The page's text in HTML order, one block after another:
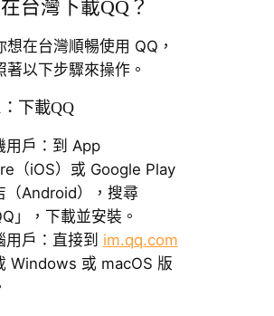
台灣下載QQ？
想在台灣順暢使用 QQ，
著以下步驟來操作。
下載QQ
用戶：到 App
（iOS）或 Google Play
（Android），搜尋
」，下載並安裝。
用戶：直接到 im.qq.com
Windows 或 macOS 版